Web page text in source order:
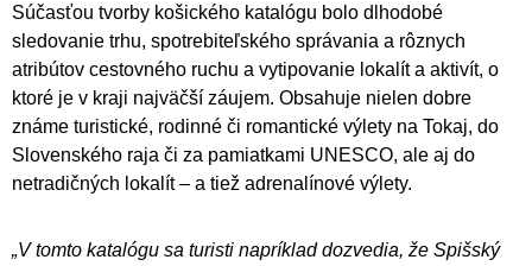
Súčasťou tvorby košického katalógu bolo dlhodobé
sledovanie trhu, spotrebiteľského správania a rôznych
atribútov cestovného ruchu a vytipovanie lokalít a aktivít, o
ktoré je v kraji najväčší záujem. Obsahuje nielen dobre
známe turistické, rodinné či romantické výlety na Tokaj, do
Slovenského raja či za pamiatkami UNESCO, ale aj do
netradičných lokalít – a tiež adrenalínové výlety.
„V tomto katalógu sa turisti napríklad dozvedia, že Spišský